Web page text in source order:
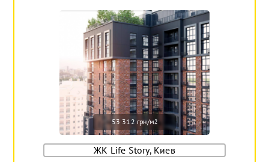
53 312 грн/м2
ЖК Life Story, Киев